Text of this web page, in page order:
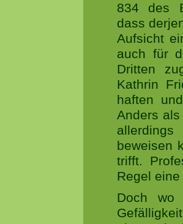
834 des
dass
Aufsicht
auch für
Dritten
Kathrin
haften
Anders
beweisen
trifft.
Regel
Doch wo